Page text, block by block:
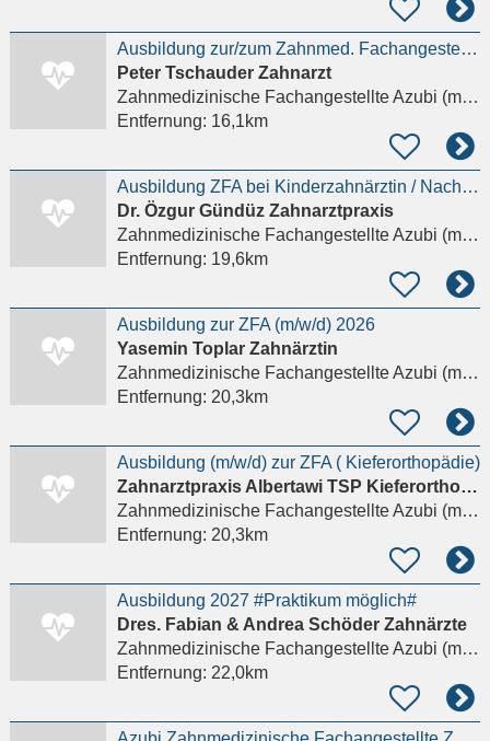
Ausbildung zur/zum Zahnmed. Fachangestellten (ZFA) (m/w/d)
Peter Tschauder Zahnarzt
Zahnmedizinische Fachangestellte Azubi (m/w/d)
Entfernung: 16,1km
Ausbildung ZFA bei Kinderzahnärztin / NachrückerIn 2026 möglich!
Dr. Özgur Gündüz Zahnarztpraxis
Zahnmedizinische Fachangestellte Azubi (m/w/d)
Entfernung: 19,6km
Ausbildung zur ZFA (m/w/d) 2026
Yasemin Toplar Zahnärztin
Zahnmedizinische Fachangestellte Azubi (m/w/d)
Entfernung: 20,3km
Ausbildung (m/w/d) zur ZFA ( Kieferorthopädie)
Zahn­arzt­pra­xis Al­ber­ta­wi TSP Kie­fer­or­tho­pä­die
Zahnmedizinische Fachangestellte Azubi (m/w/d)
Entfernung: 20,3km
Ausbildung 2027 #Praktikum möglich#
Dres. Fabian & Andrea Schöder Zahnärzte
Zahnmedizinische Fachangestellte Azubi (m/w/d)
Entfernung: 22,0km